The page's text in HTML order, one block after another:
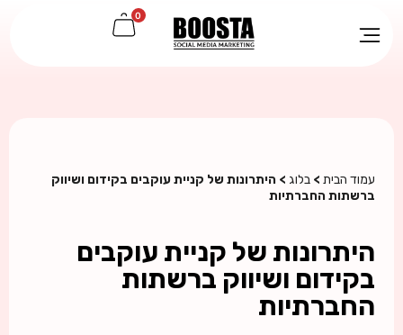
0
עמוד הבית >בלוג > היתרונות של קניית עוקבים בקידום ושיווק
ברשתות החברתיות
היתרונות של קניית עוקבים
בקידום ושיווק ברשתות
החברתיות